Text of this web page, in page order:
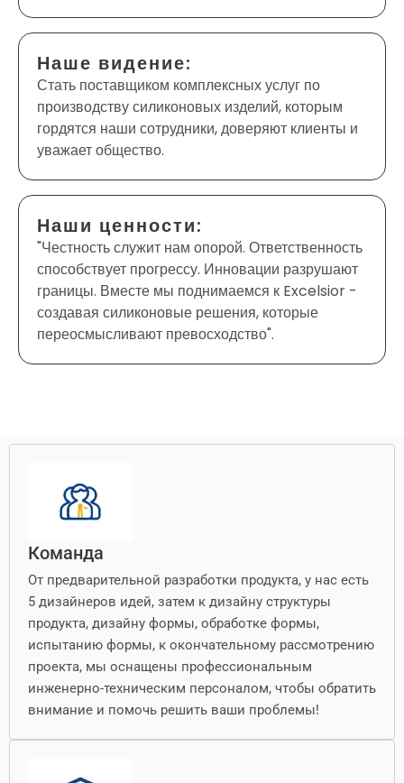
Наше видение:
Стать поставщиком комплексных услуг по
производству силиконовых изделий, которым
гордятся наши сотрудники, доверяют клиенты и
уважает общество.
Наши ценности:
"Честность служит нам опорой. Ответственность
способствует прогрессу. Инновации разрушают
границы. Вместе мы поднимаемся к Excelsior -
создавая силиконовые решения, которые
переосмысливают превосходство".
Команда
От предварительной разработки продукта, у нас есть
5 дизайнеров идей, затем к дизайну структуры
продукта, дизайну формы, обработке формы,
испытанию формы, к окончательному рассмотрению
проекта, мы оснащены профессиональным
инженерно-техническим персоналом, чтобы обратить
внимание и помочь решить ваши проблемы!